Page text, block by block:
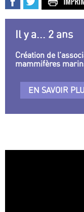
Il y a... 2 ans
Création de
mammifères
EN SAVOIR